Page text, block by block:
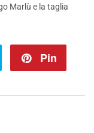
Marlù e la taglia
Twitta
Pin